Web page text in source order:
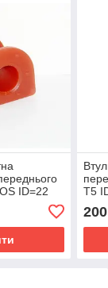
ID=22
Т5
200